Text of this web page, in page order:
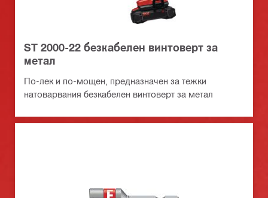
ST 2000-22 безкабелен винтоверт за
метал
По-лек и по-мощен, предназначен за тежки
натоварвания безкабелен винтоверт за метал